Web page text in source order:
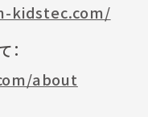
kidstec.com/
：
about